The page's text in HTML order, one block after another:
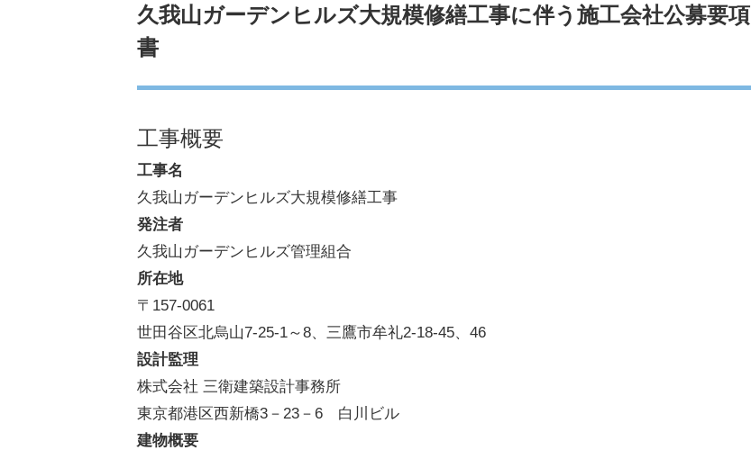
久我山ガーデンヒルズ大規模修繕工事に伴う施工会社公募要項
書
工事概要
工事名
久我山ガーデンヒルズ大規模修繕工事
発注者
久我山ガーデンヒルズ管理組合
所在地
〒157-0061
世田谷区北烏山7-25-1～8、三鷹市牟礼2-18-45、46
設計監理
株式会社 三衛建築設計事務所
東京都港区西新橋3－23－6 白川ビル
建物概要